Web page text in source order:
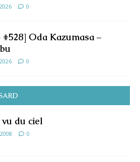
0
#528] Oda Kazumasa –
0
du ciel
0